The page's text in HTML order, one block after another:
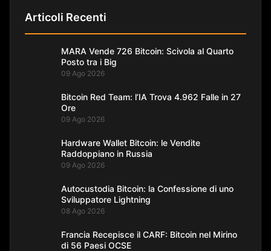
Articoli Recenti
MARA Vende 726 Bitcoin: Scivola al Quarto
Posto tra i Big
09 Ago 2026
Bitcoin Red Team: l’IA Trova 4.962 Falle in 27
Ore
09 Ago 2026
Hardware Wallet Bitcoin: le Vendite
Raddoppiano in Russia
09 Ago 2026
Autocustodia Bitcoin: la Confessione di uno
Sviluppatore Lightning
08 Ago 2026
Francia Recepisce il CARF: Bitcoin nel Mirino
di 56 Paesi OCSE